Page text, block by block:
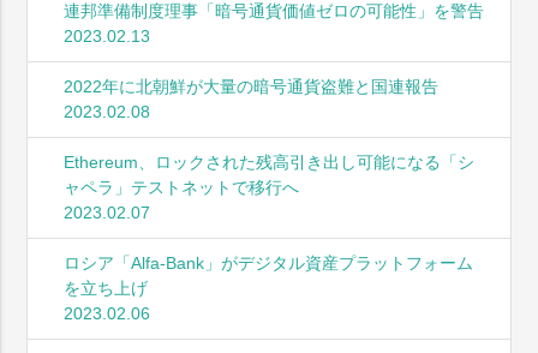
連邦準備制度理事「暗号通貨価値ゼロの可能性」を警告
2023.02.13
2022年に北朝鮮が大量の暗号通貨盗難と国連報告
2023.02.08
Ethereum、ロックされた残高引き出し可能になる「シ
ャペラ」テストネットで移行へ
2023.02.07
ロシア「Alfa-Bank」がデジタル資産プラットフォーム
を立ち上げ
2023.02.06